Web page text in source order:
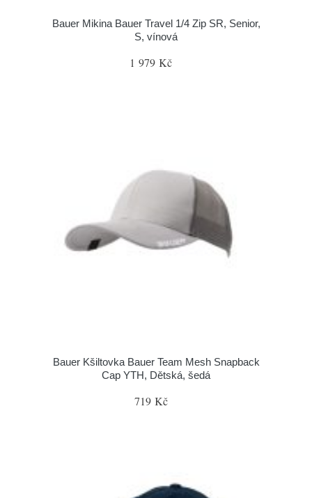
Bauer Mikina Bauer Travel 1/4 Zip SR, Senior,
S, vínová
1 979 Kč
Bauer Kšiltovka Bauer Team Mesh Snapback
Cap YTH, Dětská, šedá
719 Kč